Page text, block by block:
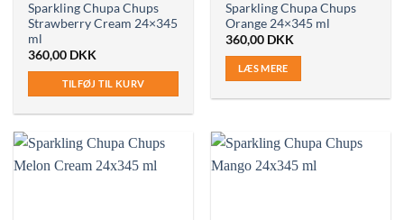
Sparkling Chupa Chups
Strawberry Cream 24×345
ml
360,00 DKK
TILFØJ TIL KURV
Sparkling Chupa Chups
Orange 24×345 ml
360,00 DKK
LÆS MERE